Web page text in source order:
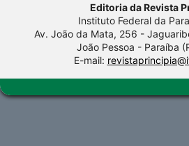
Editoria da Revista
Instituto Federal da
Av. João da Mata, 256 -
João Pessoa - Paraíba
E-mail: